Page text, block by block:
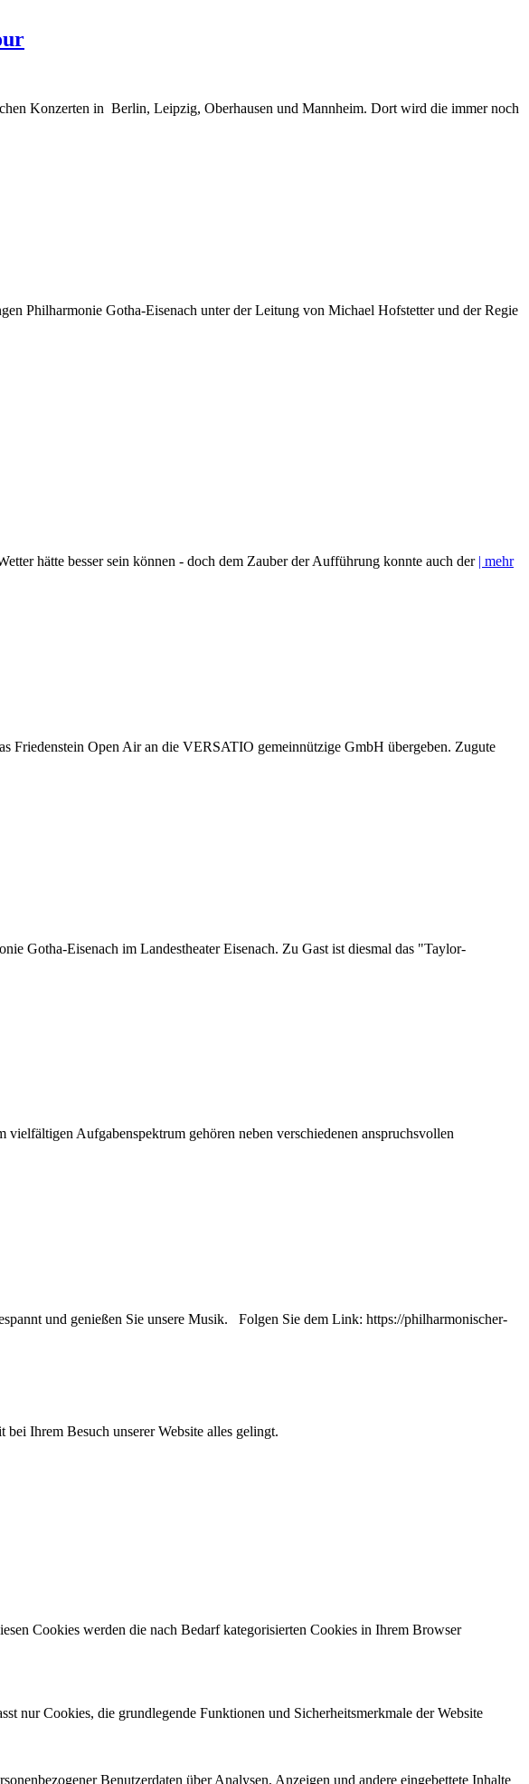
Konzerten in Berlin, Leipzig, Oberhausen und Mannheim. Dort wird die immer noch
Philharmonie Gotha-Eisenach unter der Leitung von Michael Hofstetter und der Regie
hätte besser sein können - doch dem Zauber der Aufführung konnte auch der | mehr
Friedenstein Open Air an die VERSATIO gemeinnützige GmbH übergeben. Zugute
Gotha-Eisenach im Landestheater Eisenach. Zu Gast ist diesmal das "Taylor-
Aufgabenspektrum gehören neben verschiedenen anspruchsvollen
und genießen Sie unsere Musik. Folgen Sie dem Link: https://philharmonischer-
Ihrem Besuch unserer Website alles gelingt.
Cookies werden die nach Bedarf kategorisierten Cookies in Ihrem Browser
nur Cookies, die grundlegende Funktionen und Sicherheitsmerkmale der Website
Benutzerdaten über Analysen, Anzeigen und andere eingebettete Inhalte